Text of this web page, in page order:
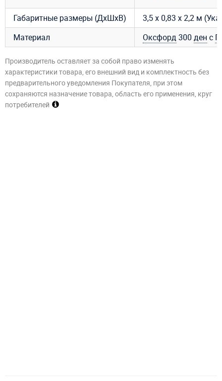
Габаритные размеры (ДхШхВ)
3,5 х 0,83 х 2,2 м
Материал
Оксфорд300 ден с
Производитель оставляет за собой право изменять
характеристики товара, его внешний вид и комплектность без
предварительного уведомления Покупателя, при этом
сохраняются назначение товара, область его применения, круг
потребителей